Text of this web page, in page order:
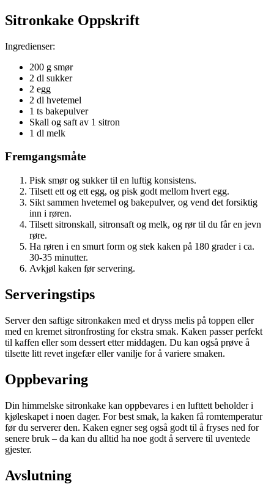
Sitronkake Oppskrift
Ingredienser:
200 g smør
2 dl sukker
2 egg
2 dl hvetemel
1 ts bakepulver
Skall og saft av 1 sitron
1 dl melk
Fremgangsmåte
Pisk smør og sukker til en luftig konsistens.
Tilsett ett og ett egg, og pisk godt mellom hvert egg.
Sikt sammen hvetemel og bakepulver, og vend det forsiktig
inn i røren.
Tilsett sitronskall, sitronsaft og melk, og rør til du får en jevn
røre.
Ha røren i en smurt form og stek kaken på 180 grader i ca.
30-35 minutter.
Avkjøl kaken før servering.
Serveringstips
Server den saftige sitronkaken med et dryss melis på toppen eller
med en kremet sitronfrosting for ekstra smak. Kaken passer perfekt
til kaffen eller som dessert etter middagen. Du kan også prøve å
tilsette litt revet ingefær eller vanilje for å variere smaken.
Oppbevaring
Din himmelske sitronkake kan oppbevares i en lufttett beholder i
kjøleskapet i noen dager. For best smak, la kaken få romtemperatur
før du serverer den. Kaken egner seg også godt til å fryses ned for
senere bruk – da kan du alltid ha noe godt å servere til uventede
gjester.
Avslutning